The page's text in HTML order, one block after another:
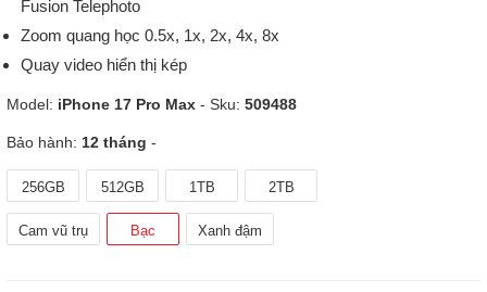
Fusion Telephoto
Zoom quang học 0.5x, 1x, 2x, 4x, 8x
Quay video hiển thị kép
Model: iPhone 17 Pro Max - Sku: 509488
Bảo hành: 12 tháng -
256GB 512GB 1TB 2TB
Cam vũ trụ Bạc Xanh đậm